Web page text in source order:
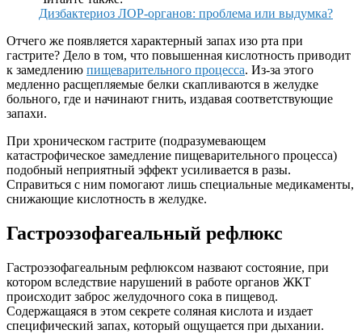
Дизбактериоз ЛОР-органов: проблема или выдумка?
Отчего же появляется характерный запах изо рта при
гастрите? Дело в том, что повышенная кислотность приводит
к замедлению пищеварительного процесса. Из-за этого
медленно расщепляемые белки скапливаются в желудке
больного, где и начинают гнить, издавая соответствующие
запахи.
При хроническом гастрите (подразумевающем
катастрофическое замедление пищеварительного процесса)
подобный неприятный эффект усиливается в разы.
Справиться с ним помогают лишь специальные медикаменты,
снижающие кислотность в желудке.
Гастроэзофагеальный рефлюкс
Гастроэзофагеальным рефлюксом назвают состояние, при
котором вследствие нарушений в работе органов ЖКТ
происходит заброс желудочного сока в пищевод.
Содержащаяся в этом секрете соляная кислота и издает
специфический запах, который ощущается при дыхании.